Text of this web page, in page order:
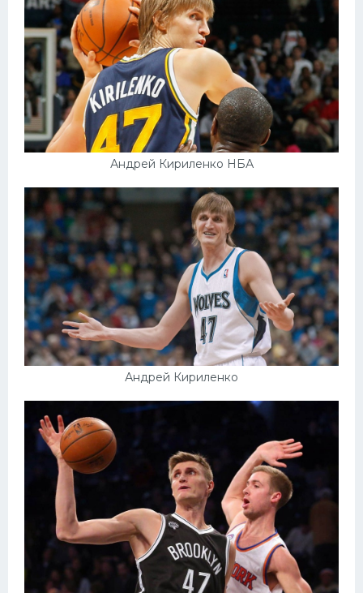
Андрей Кириленко НБА
Андрей Кириленко